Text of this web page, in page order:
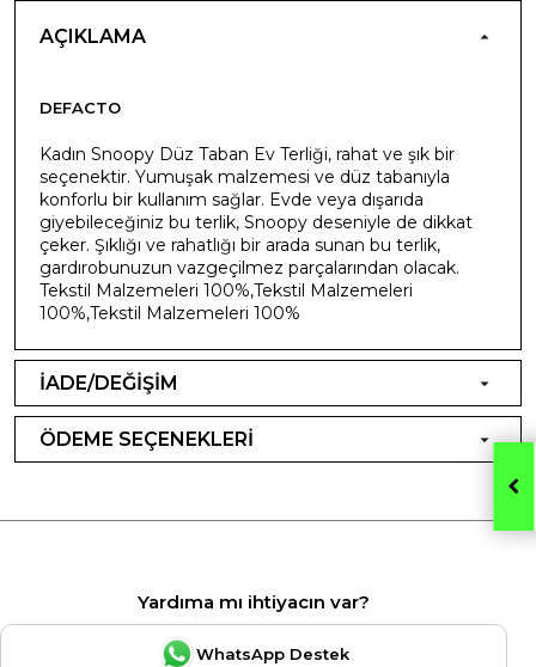
AÇIKLAMA
DEFACTO
Kadın Snoopy Düz Taban Ev Terliği, rahat ve şık bir
seçenektir. Yumuşak malzemesi ve düz tabanıyla
konforlu bir kullanım sağlar. Evde veya dışarıda
giyebileceğiniz bu terlik, Snoopy deseniyle de dikkat
çeker. Şıklığı ve rahatlığı bir arada sunan bu terlik,
gardırobunuzun vazgeçilmez parçalarından olacak.
Tekstil Malzemeleri 100%,Tekstil Malzemeleri
100%,Tekstil Malzemeleri 100%
İADE/DEĞİŞİM
ÖDEME SEÇENEKLERİ
Yardıma mı ihtiyacın var?
WhatsApp Destek